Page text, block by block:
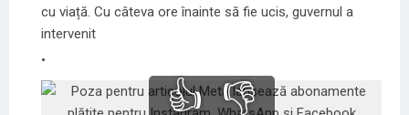
cu viață. Cu câteva ore înainte să fie ucis, guvernul a
intervenit
👍 👎